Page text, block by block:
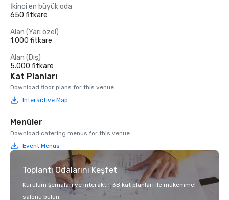
İkinci en büyük oda
650 fitkare
Alan (Yarı özel)
1.000 fitkare
Alan (Dış)
5.000 fitkare
Kat Planları
Download floor plans for this venue.
Interactive Map
Menüler
Download catering menus for this venue.
Event Menus
Toplantı Odalarını Keşfet
Kurulum şemaları ve interaktif 3B kat planları ile mükemmel
salonu bulun.